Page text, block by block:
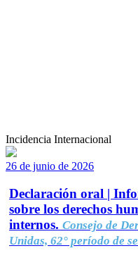
Incidencia Internacional
26 de junio de 2026
Declaración oral |
sobre los derechos
internos. Consejo de
Unidas, 62° período de